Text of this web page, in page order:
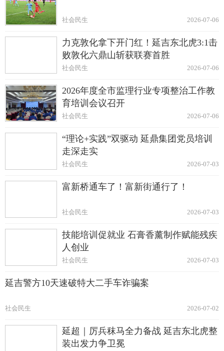
2026-07-06
社会民生
力克敦化拿下开门红！延吉东北虎3:1击
败敦化六鼎山斩获联赛首胜
2026-07-06
社会民生
2026年度全市监理行业专项整治工作教
育培训会议召开
2026-07-06
社会民生
“理论+实践”双驱动 延鼎集团党员培训
走深走实
2026-07-03
社会民生
富新桥通车了！富新街通行了！
2026-07-03
社会民生
技能培训促就业 石膏香薰制作赋能残疾
人创业
2026-07-03
社会民生
延吉警方10天速破特大二手车诈骗案
2026-07-02
社会民生
延超｜厉兵秣马全力备战 延吉东北虎整
装出发力争卫冕